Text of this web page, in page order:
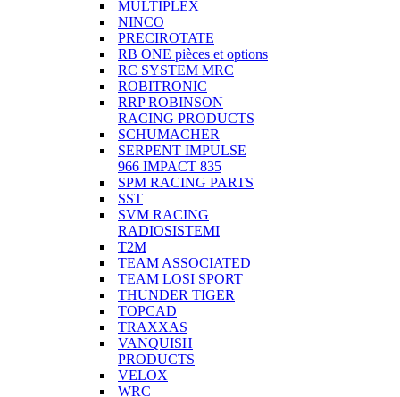
MULTIPLEX
NINCO
PRECIROTATE
RB ONE pièces et options
RC SYSTEM MRC
ROBITRONIC
RRP ROBINSON
RACING PRODUCTS
SCHUMACHER
SERPENT IMPULSE
966 IMPACT 835
SPM RACING PARTS
SST
SVM RACING
RADIOSISTEMI
T2M
TEAM ASSOCIATED
TEAM LOSI SPORT
THUNDER TIGER
TOPCAD
TRAXXAS
VANQUISH
PRODUCTS
VELOX
WRC